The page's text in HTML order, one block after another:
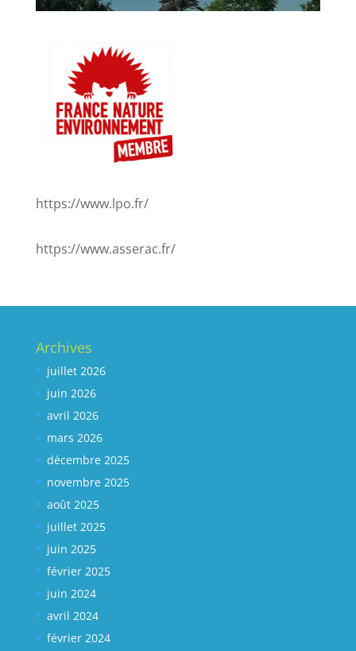
https://www.lpo.fr/
https://www.asserac.fr/
Archives
juillet 2026
juin 2026
avril 2026
mars 2026
décembre 2025
novembre 2025
août 2025
juillet 2025
juin 2025
février 2025
juin 2024
avril 2024
février 2024